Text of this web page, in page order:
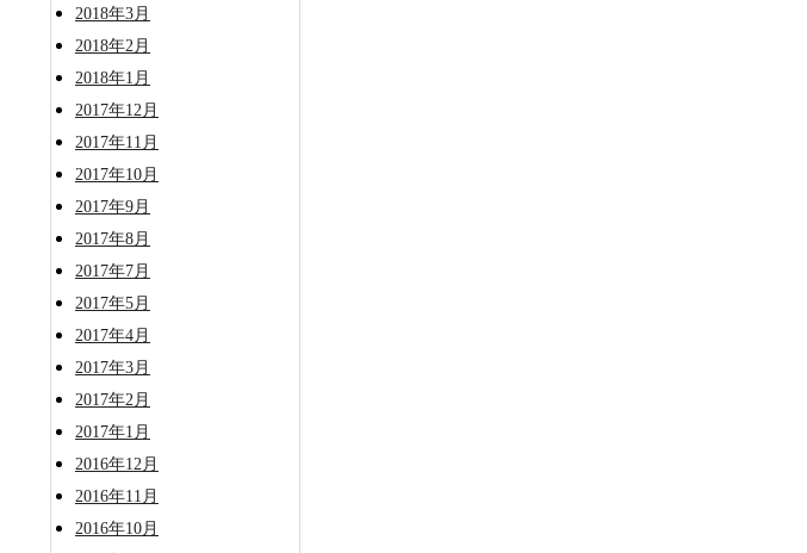
2018年3月
2018年2月
2018年1月
2017年12月
2017年11月
2017年10月
2017年9月
2017年8月
2017年7月
2017年5月
2017年4月
2017年3月
2017年2月
2017年1月
2016年12月
2016年11月
2016年10月